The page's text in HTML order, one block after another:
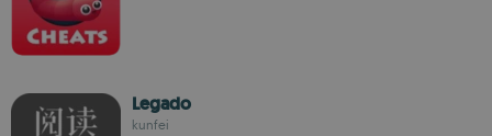
Legado
kunfei